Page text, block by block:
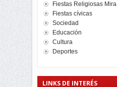
Fiestas Religiosas Mira
Fiestas cívicas
Sociedad
Educación
Cultura
Deportes
LINKS DE INTERÉS